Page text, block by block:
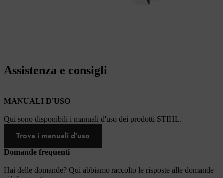
Assistenza e consigli
MANUALI D'USO
Qui sono disponibili i manuali d'uso dei prodotti STIHL.
Trova i manuali d'uso
Domande frequenti
Hai delle domande? Qui abbiamo raccolto le risposte alle domande